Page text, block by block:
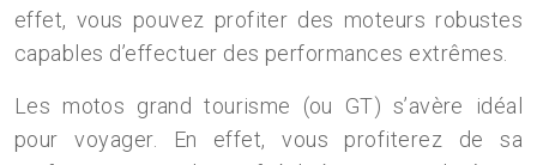
effet, vous pouvez profiter des moteurs robustes
capables d’effectuer des performances extrêmes.
Les motos grand tourisme (ou GT) s’avère idéal
pour voyager. En effet, vous profiterez de sa